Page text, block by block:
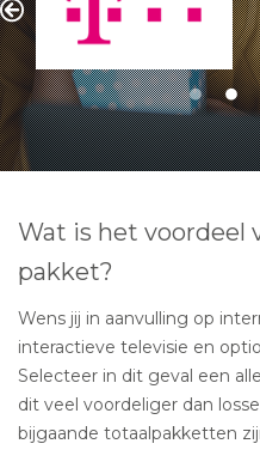
Wat is het voordeel
pakket?
Wens jij in aanvulling op
interactieve televisie en
Selecteer in dit geval een
dit veel voordeliger dan
bijgaande totaalpakketten